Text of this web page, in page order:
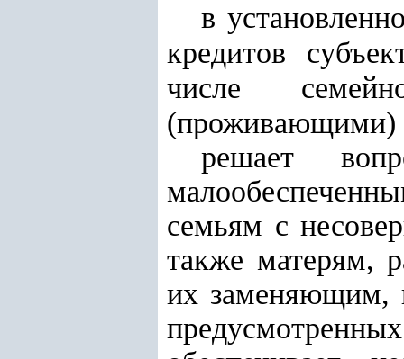
в
кредитов
числе
(проживающими)
решает
семьям с
также матерям,
их заменяющим,